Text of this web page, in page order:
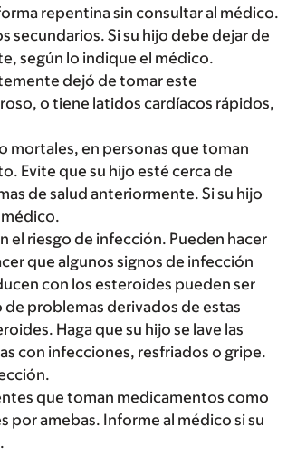
repentina sin consultar al médico.
secundarios. Si su hijo debe dejar de
según lo indique el médico.
dejó de tomar este
o tiene latidos cardíacos rápidos,
mortales, en personas que toman
Evite que su hijo esté cerca de
de salud anteriormente. Si su hijo
riesgo de infección. Pueden hacer
que algunos signos de infección
con los esteroides pueden ser
de problemas derivados de estas
Haga que su hijo se lave las
con infecciones, resfriados o gripe.
que toman medicamentos como
por amebas. Informe al médico si su